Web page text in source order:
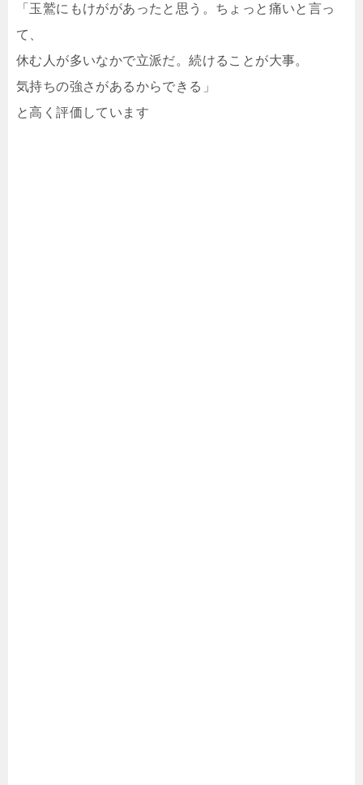
「玉鷲にもけががあったと思う。ちょっと痛いと言っ
て、
休む人が多いなかで立派だ。続けることが大事。
気持ちの強さがあるからできる」
と高く評価しています